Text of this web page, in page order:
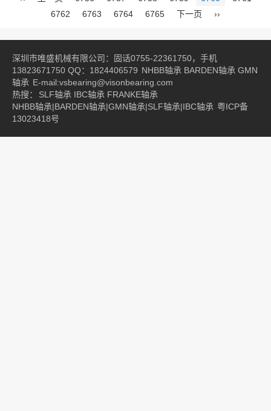
6762
6763 6764 6765 下一页 ››
深圳市唯盛机械有限公司：固话0755-22361750，手机
13823671750 QQ：1824406579 NHBB轴承 BARDEN轴承 GMN
轴承 E-mail:vsbearing@visonbearing.com
热搜：
SLF轴承 IBC轴承 FRANKE轴承
NHBB轴承|BARDEN轴承|GMN轴承|SLF轴承|IBC轴承 粤ICP备
13023418号